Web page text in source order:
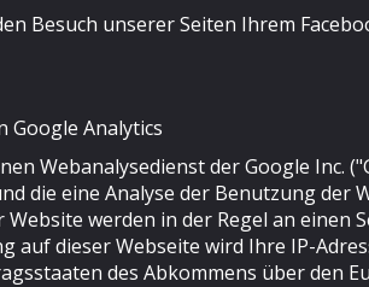
Besuch unserer Seiten Ihrem
Analytics
Webanalysedienst der Google Inc.
die eine Analyse der Benutzung der
werden in der Regel an einen
auf dieser Webseite wird Ihre IP-
des Abkommens über den